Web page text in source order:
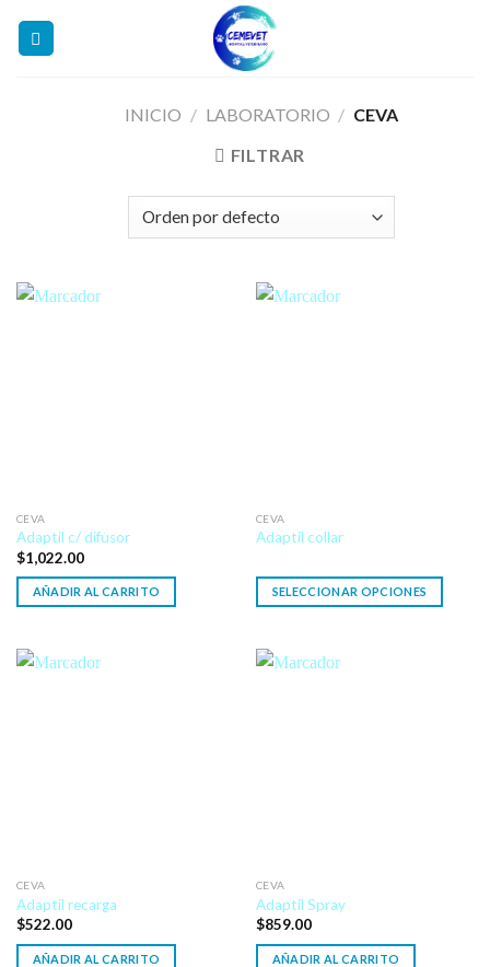
INICIO / LABORATORIO / CEVA
FILTRAR
CEVA
Adaptil c/ difusor
$1,022.00
AÑADIR AL CARRITO
CEVA
Adaptil collar
SELECCIONAR OPCIONES
CEVA
Adaptil recarga
$522.00
AÑADIR AL CARRITO
CEVA
Adaptil Spray
$859.00
AÑADIR AL CARRITO